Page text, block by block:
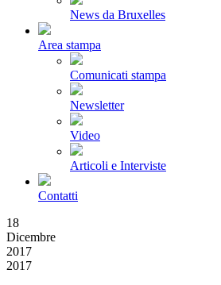
News da Bruxelles
Area stampa
Comunicati stampa
Newsletter
Video
Articoli e Interviste
Contatti
18
Dicembre
2017
2017